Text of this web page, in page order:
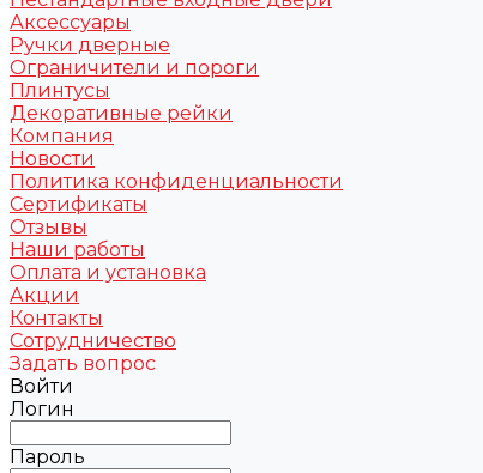
Аксессуары
Ручки дверные
Ограничители и пороги
Плинтусы
Декоративные рейки
Компания
Новости
Политика конфиденциальности
Сертификаты
Отзывы
Наши работы
Оплата и установка
Акции
Контакты
Сотрудничество
Задать вопрос
Войти
Логин
Пароль